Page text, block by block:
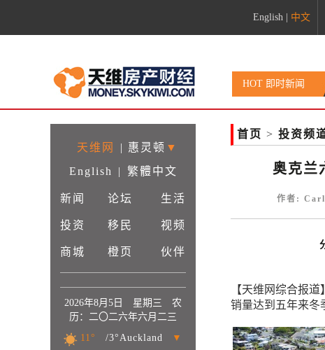
English 中文
HOT 即时新闻
天维网 | 惠灵顿 ▼
English
| 繁體中文
新闻 论坛 生活
投资 移民 视频
商城 橙页 伙伴
2026年8月5日 星期三 农
历：二〇二六年六月二三
11°
/3°Auckland ▼
首页 > 投资频
奥克兰
作者:
【天维网综合报
销量达到五年来冬